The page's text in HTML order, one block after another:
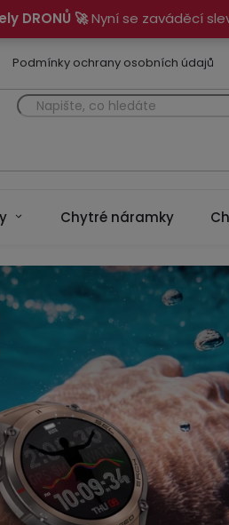
DRONŮ 🚀Nyní se zaváděcí
Podmínky ochrany osobních údajů
Chytré náramky